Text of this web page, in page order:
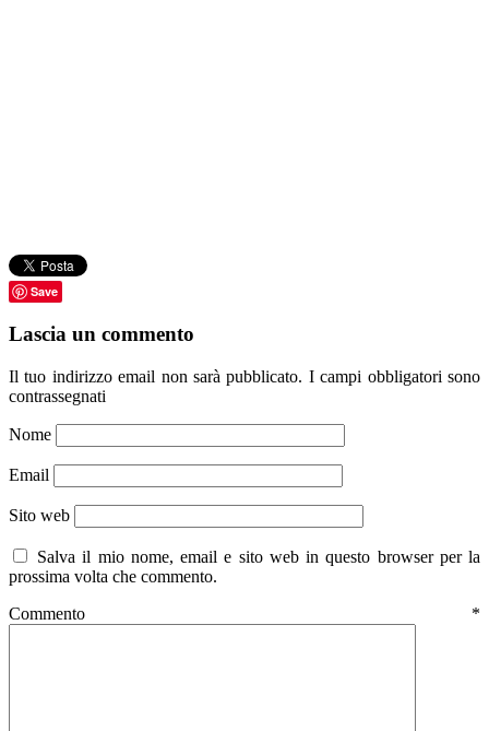
Save
Lascia un commento
Il tuo indirizzo email non sarà pubblicato. I campi obbligatori sono
contrassegnati
Nome
Email
Sito web
Salva il mio nome, email e sito web in questo browser per la
prossima volta che commento.
Commento *